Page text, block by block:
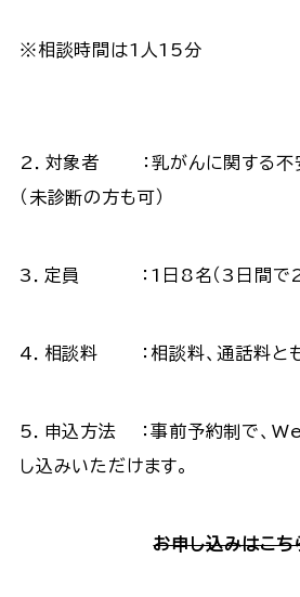
※相談時間は1人15分
2．対象者 ：乳がんに関する不
（未診断の方も可）
3．定員 ：1日8名（3日間で
4．相談料 ：相談料、通話料と
5．申込方法 ：事前予約制で、
し込みいただけます。
お申し込みはこち